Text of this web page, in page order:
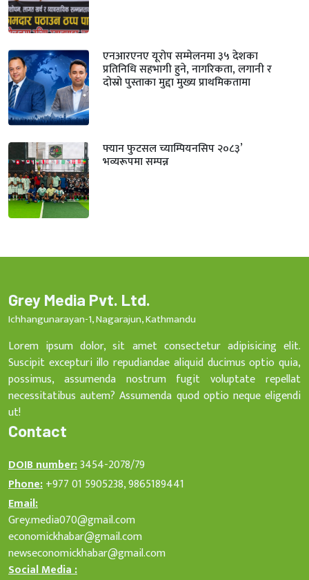
एनआरएनए यूरोप सम्मेलनमा ३५ देशका
प्रतिनिधि सहभागी हुने, नागरिकता, लगानी र
दोस्रो पुस्ताका मुद्दा मुख्य प्राथमिकतामा
फ्यान फुटसल च्याम्पियनसिप २०८३’
भव्यरूपमा सम्पन्न
Grey Media Pvt. Ltd.
Ichhangunarayan-1, Nagarajun, Kathmandu
Lorem ipsum dolor, sit amet consectetur adipisicing elit.
Suscipit excepturi illo repudiandae aliquid ducimus optio quia,
possimus, assumenda nostrum fugit voluptate repellat
necessitatibus autem? Assumenda quod optio neque eligendi
ut!
Contact
DOIB number:3454-2078/79
Phone:+977 01 5905238, 9865189441
Email:
Grey.media070@gmail.com
economickhabar@gmail.com
newseconomickhabar@gmail.com
Social Media :